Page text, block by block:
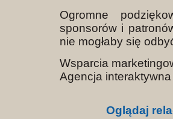
Ogromne
sponsorów i
nie mogłaby się
Wsparcia
Agencja
Oglądaj